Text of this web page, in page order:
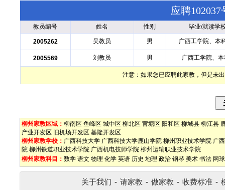
应聘
教员编号 姓名 性别 毕业/就读学
2005262 吴教员 男 广西工学院、本
2005569 刘教员 男 广西工学院、
注意：如果您已应聘此家教，但是未
柳州家教区域： 柳南区 鱼峰区 城中区 柳北区 官塘区 阳和区 柳城县 柳江县
产业开发区
旧机场开发区 基隆开发区
柳州家教学校： 广西科技大学 广西科技大学鹿山学院 柳州职业技术学院 广
院 柳州铁道职业技术学院 广西机电技师学院 柳州运输职业技术学院
柳州家教科目： 数学 语文 物理 化学 英语 历史 地理 政治 钢琴 美术 书法 网球
关于我们 - 请家教 - 做家教 - 收费标准 -